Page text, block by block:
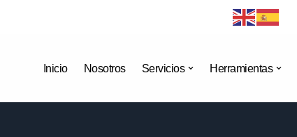
Inicio Nosotros Servicios Herramientas